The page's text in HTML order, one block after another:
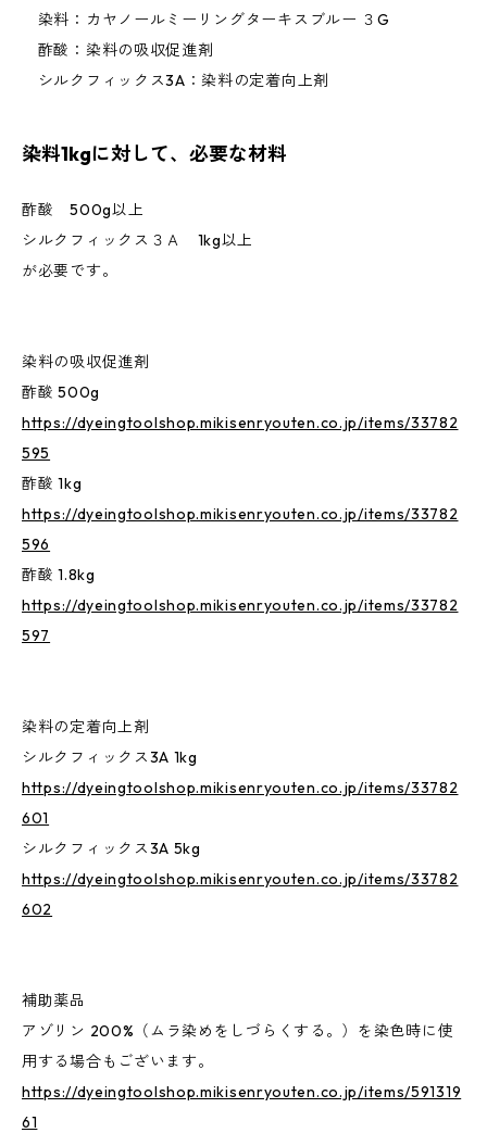
染料：カヤノールミーリングターキスブルー ３G
酢酸：染料の吸収促進剤
シルクフィックス3A：染料の定着向上剤
染料1kgに対して、必要な材料
酢酸 500g以上
シルクフィックス３Ａ 1kg以上
が必要です。
染料の吸収促進剤
酢酸 500g
https://dyeingtoolshop.mikisenryouten.co.jp/items/33782
595
酢酸 1kg
https://dyeingtoolshop.mikisenryouten.co.jp/items/33782
596
酢酸 1.8kg
https://dyeingtoolshop.mikisenryouten.co.jp/items/33782
597
染料の定着向上剤
シルクフィックス3A 1kg
https://dyeingtoolshop.mikisenryouten.co.jp/items/33782
601
シルクフィックス3A 5kg
https://dyeingtoolshop.mikisenryouten.co.jp/items/33782
602
補助薬品
アゾリン 200%（ムラ染めをしづらくする。）を染色時に使
用する場合もございます。
https://dyeingtoolshop.mikisenryouten.co.jp/items/591319
61